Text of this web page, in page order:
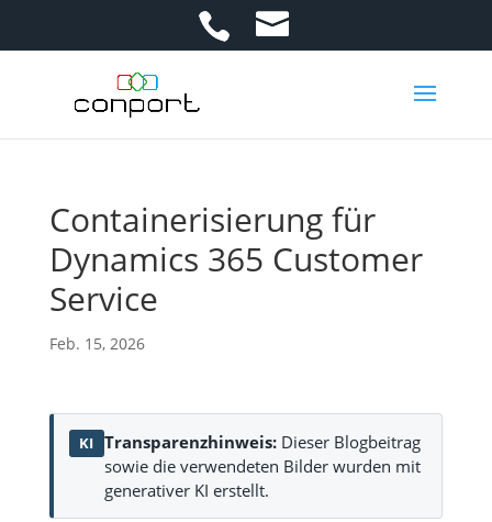
Containerisierung für
Dynamics 365 Customer
Service
Feb. 15, 2026
KI Transparenzhinweis:Dieser Blogbeitrag
sowie die verwendeten Bilder wurden mit
generativer KI erstellt.